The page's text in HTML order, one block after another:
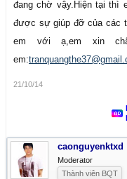
đang chờ vậy.Hiện tại thì
được sự giúp đỡ của các
em với ạ,em xin
em:
21/10/14
caonguyenktxd
Moderator
Thành viên BQT